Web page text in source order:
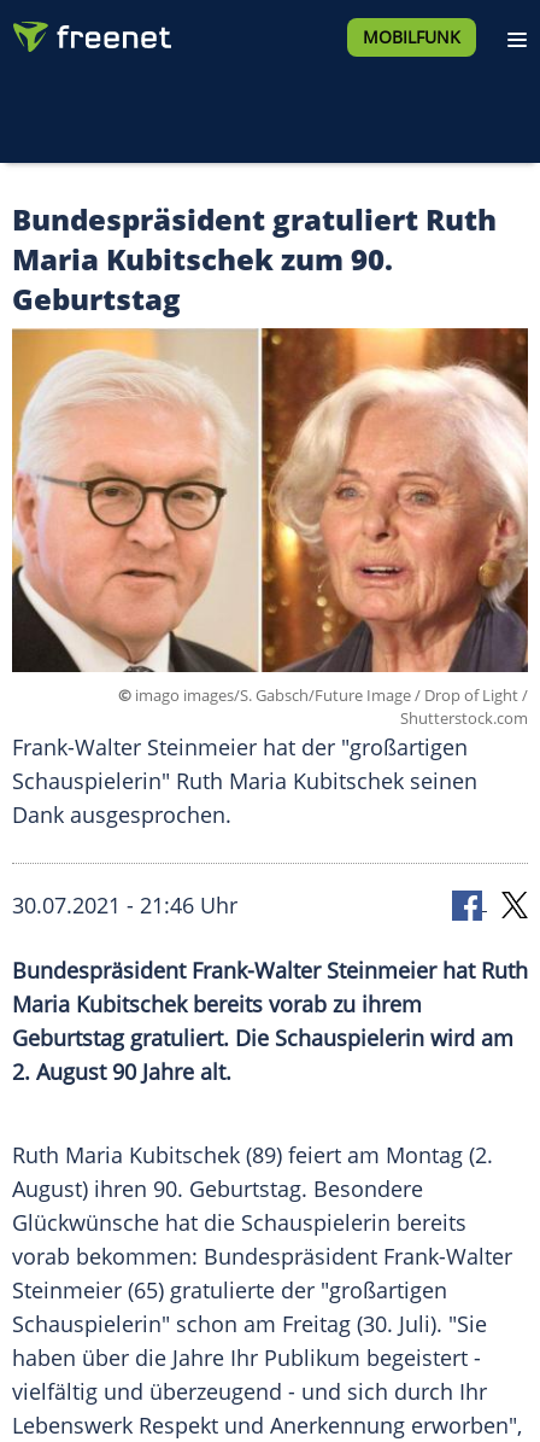
MOBILFUNK
Bundespräsident gratuliert Ruth
Maria Kubitschek zum 90.
Geburtstag
© imago images/S. Gabsch/Future Image / Drop of Light /
Shutterstock.com
Frank-Walter Steinmeier hat der "großartigen
Schauspielerin" Ruth Maria Kubitschek seinen
Dank ausgesprochen.
30.07.2021 - 21:46 Uhr
Bundespräsident Frank-Walter Steinmeierhat Ruth
Maria Kubitschekbereits vorab zu ihrem
Geburtstag gratuliert. Die Schauspielerin wird am
2. August 90 Jahre alt.
Ruth Maria Kubitschek (89) feiert am Montag (2.
August) ihren 90. Geburtstag. Besondere
Glückwünsche hat die Schauspielerin bereits
vorab bekommen: Bundespräsident Frank-Walter
Steinmeier (65) gratulierte der "großartigen
Schauspielerin" schon am Freitag (30. Juli). "Sie
haben über die Jahre Ihr Publikum begeistert -
vielfältig und überzeugend - und sich durch Ihr
Lebenswerk Respekt und Anerkennung erworben",